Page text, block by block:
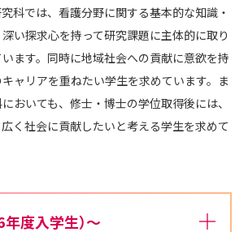
科では、看護分野に関する基本的な知識・
い探求心を持って研究課題に主体的に取り
ます。同時に地域社会への貢献に意欲を持
ャリアを重ねたい学生を求めています。ま
おいても、修士・博士の学位取得後には、
く社会に貢献したいと考える学生を求めて
度入学生）～